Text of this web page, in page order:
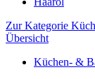
Zur Kategorie
Übersicht
Küchen- &